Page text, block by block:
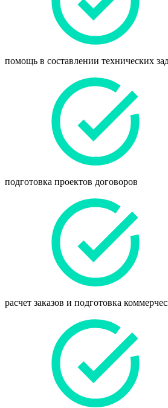
помощь в составлении технических
подготовка проектов договоров
расчет заказов и подготовка